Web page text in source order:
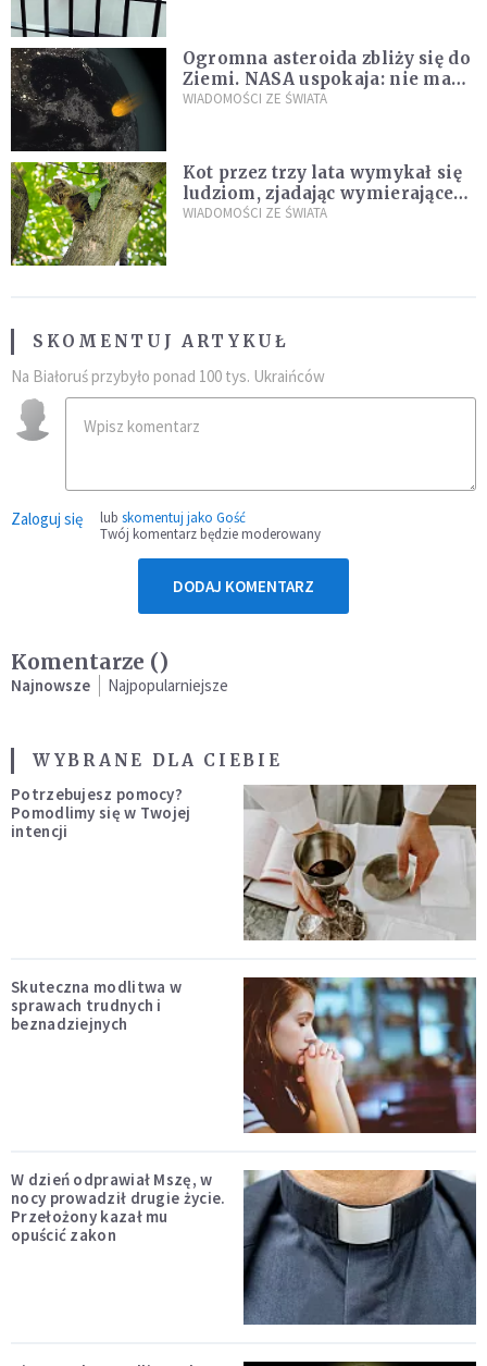
Ogromna asteroida zbliży się do
Ziemi. NASA uspokaja: nie ma
zagrożenia
WIADOMOŚCI ZE ŚWIATA
Kot przez trzy lata wymykał się
ludziom, zjadając wymierające
kaczki. W końcu popełnił
WIADOMOŚCI ZE ŚWIATA
SKOMENTUJ ARTYKUŁ
Na Białoruś przybyło ponad 100 tys. Ukraińców
Zaloguj się lub skomentuj jako Gość
Twój komentarz będzie moderowany
DODAJ KOMENTARZ
Komentarze ()
Najnowsze Najpopularniejsze
WYBRANE DLA CIEBIE
Potrzebujesz pomocy?
Pomodlimy się w Twojej
intencji
Skuteczna modlitwa w
sprawach trudnych i
beznadziejnych
W dzień odprawiał Mszę, w
nocy prowadził drugie życie.
Przełożony kazał mu
opuścić zakon